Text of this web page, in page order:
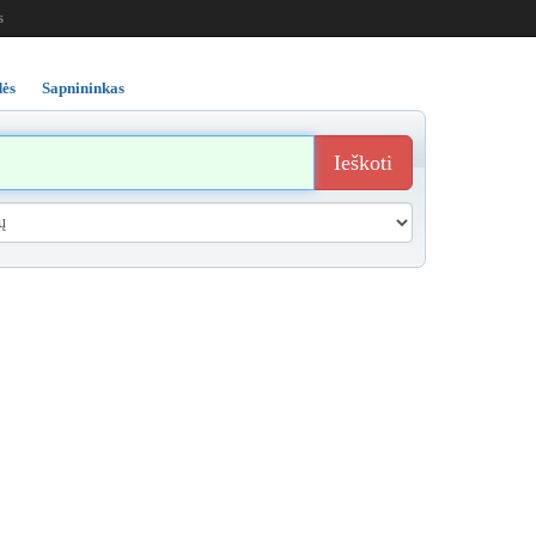
Sapnininkas
Ieškoti